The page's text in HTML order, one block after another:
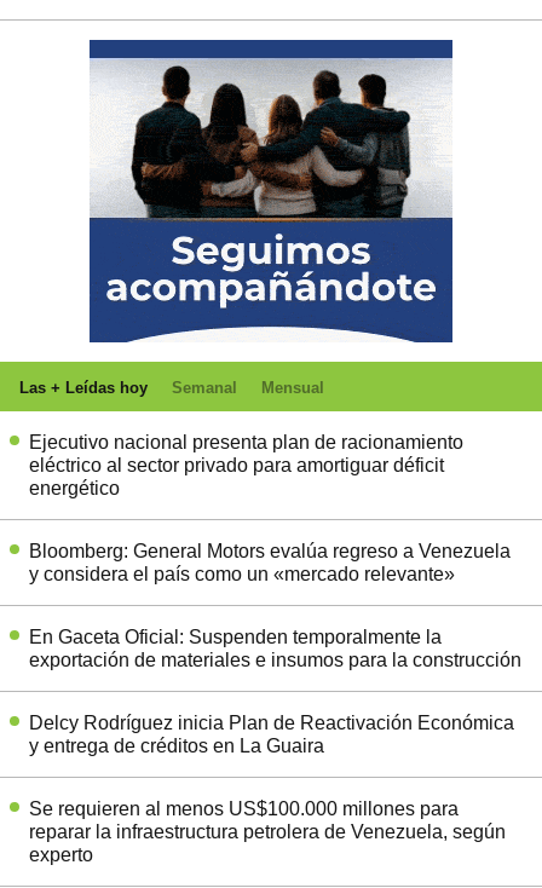
Las + Leídas hoy Semanal Mensual
Ejecutivo nacional presenta plan de racionamiento
eléctrico al sector privado para amortiguar déficit
energético
Bloomberg: General Motors evalúa regreso a Venezuela
y considera el país como un «mercado relevante»
En Gaceta Oficial: Suspenden temporalmente la
exportación de materiales e insumos para la construcción
Delcy Rodríguez inicia Plan de Reactivación Económica
y entrega de créditos en La Guaira
Se requieren al menos US$100.000 millones para
reparar la infraestructura petrolera de Venezuela, según
experto